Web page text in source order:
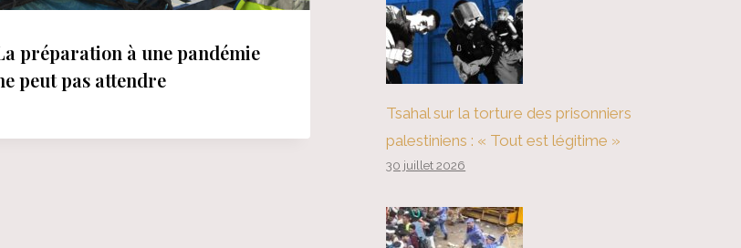
préparation à une pandémie
peut pas attendre
L'engagement de la Chine en
faveur d'une adaptation
constante et d'une transformation
structurelle
Tsahal sur la torture des prisonniers
palestiniens : « Tout est légitime »
30 juillet 2026